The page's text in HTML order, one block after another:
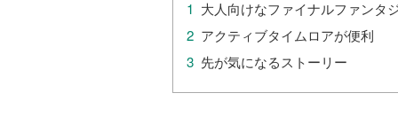
大人向けなファイナルファンタ
アクティブタイムロアが便利
先が気になるストーリー